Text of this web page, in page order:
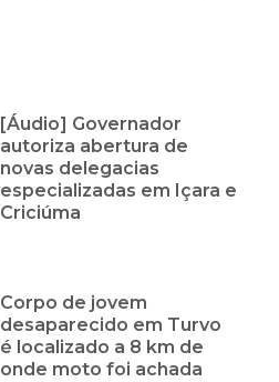
[Áudio] Governador
autoriza abertura de
novas delegacias
especializadas em Içara e
Criciúma
Corpo de jovem
desaparecido em Turvo
é localizado a 8 km de
onde moto foi achada